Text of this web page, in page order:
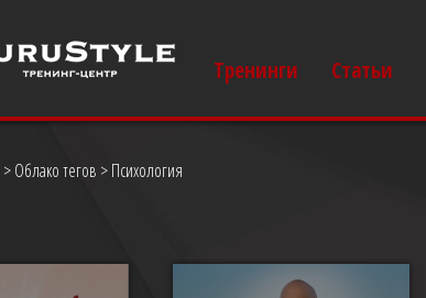
Тренинги Статьи
>Облако тегов > Психология